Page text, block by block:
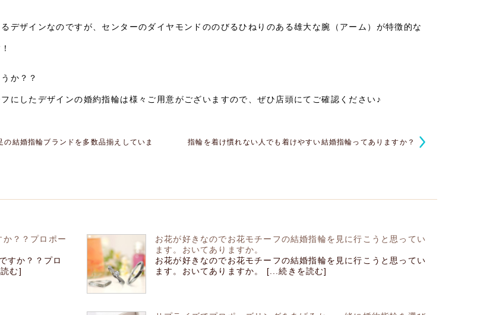
デザインなのですが、センターのダイヤモンドののびるひねりのある雄大な腕（アーム）が特徴的な
か？？
にしたデザインの婚約指輪は様々ご用意がございますので、ぜひ店頭にてご確認ください♪
指輪を着け慣れない人でも着けやすい結婚指輪ってありますか？
の結婚指輪ブランドを多数品揃えしていま
？？プロポー
すか？？プロ
む]
お花が好きなのでお花モチーフの結婚指輪を見に行こうと思ってい
ます。おいてありますか。
お花が好きなのでお花モチーフの結婚指輪を見に行こうと思ってい
ます。おいてありますか。 [...続きを読む]